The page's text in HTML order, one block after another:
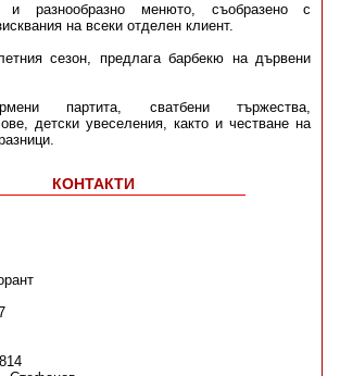
и разнообразно менюто, съобразено с
на всеки отделен клиент.
сезон, предлага барбекю на дървени
партита, сватбени тържества,
детски увеселения, както и честване на
КОНТАКТИ